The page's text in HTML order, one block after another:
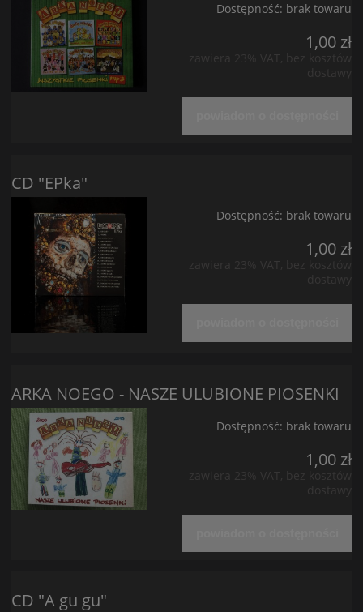
Dostępność: brak towaru
1,00 zł
zawiera 23% VAT, bez kosztów
dostawy
CD "EPka"
Dostępność: brak towaru
1,00 zł
zawiera 23% VAT, bez kosztów
dostawy
ARKA NOEGO - NASZE ULUBIONE PIOSENKI
Dostępność: brak towaru
1,00 zł
zawiera 23% VAT, bez kosztów
dostawy
CD "A gu gu"